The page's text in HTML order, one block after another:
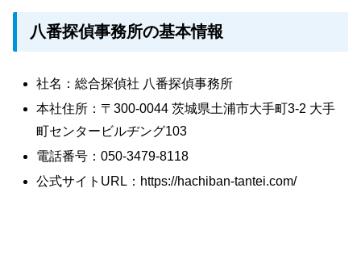
八番探偵事務所の基本情報
社名：総合探偵社 八番探偵事務所
本社住所：〒300-0044 茨城県土浦市大手町3-2 大手
町センタービルヂング103
電話番号：050-3479-8118
公式サイトURL：https://hachiban-tantei.com/